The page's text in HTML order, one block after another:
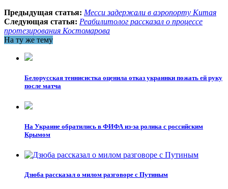
Предыдущая статья: Месси задержали в аэропорту Китая
Следующая статья: Реабилитолог рассказал о процессе
протезирования Костомарова
На ту же тему
Белорусская теннисистка оценила отказ украинки пожать ей руку
после матча
На Украине обратились в ФИФА из-за ролика с российским
Крымом
Дзюба рассказал о милом разговоре с Путиным